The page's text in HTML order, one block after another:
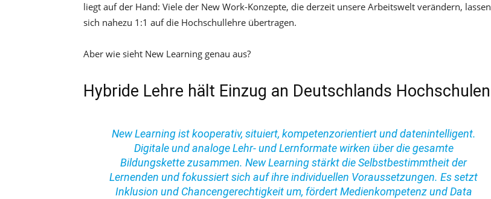
liegt auf der Hand: Viele der New Work-Konzepte, die derzeit unsere Arbeitswelt verändern, lassen
sich nahezu 1:1 auf die Hochschullehre übertragen.
Aber wie sieht New Learning genau aus?
Hybride Lehre hält Einzug an Deutschlands Hochschulen
New Learning ist kooperativ, situiert, kompetenzorientiert und datenintelligent.
Digitale und analoge Lehr- und Lernformate wirken über die gesamte
Bildungskette zusammen. New Learning stärkt die Selbstbestimmtheit der
Lernenden und fokussiert sich auf ihre individuellen Voraussetzungen. Es setzt
Inklusion und Chancengerechtigkeit um, fördert Medienkompetenz und Data